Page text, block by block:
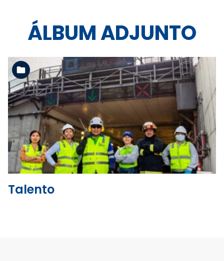
ÁLBUM ADJUNTO
Ver la carpeta
Talento